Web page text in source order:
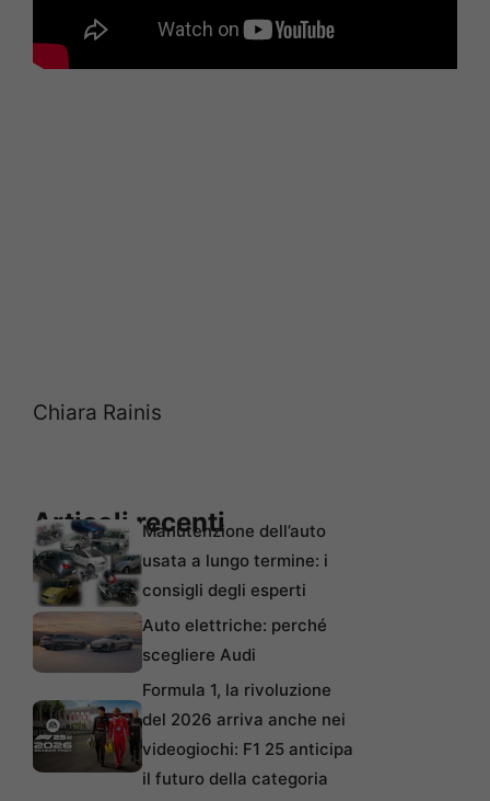
Chiara Rainis
Articoli recentiManutenzione dell’auto
usata a lungo termine: i
consigli degli esperti
Auto elettriche: perché
scegliere Audi
Formula 1, la rivoluzione
del 2026 arriva anche nei
videogiochi: F1 25 anticipa
il futuro della categoria